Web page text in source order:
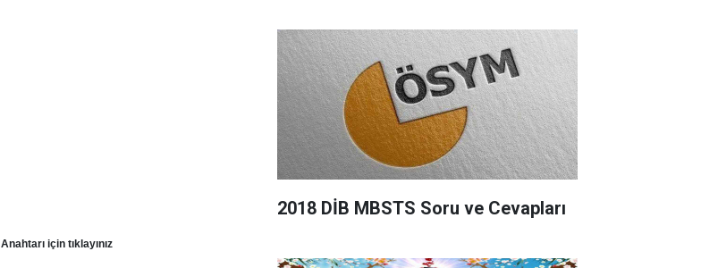
Anahtarı için tıklayınız
2018 DİB MBSTS Soru ve Cevapları